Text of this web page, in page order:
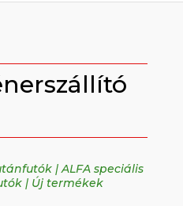
| ALFA speciális
| Új termékek